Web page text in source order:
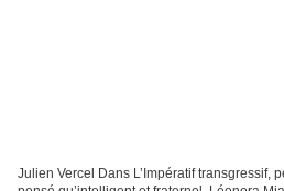
Julien Vercel Dans L’Impératif transgressif,